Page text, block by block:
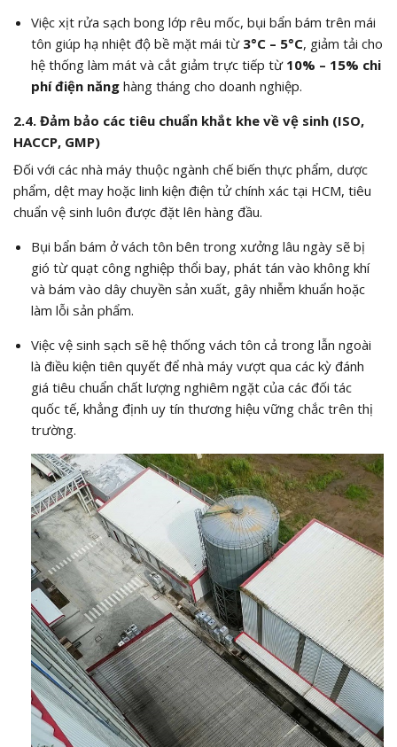
Việc xịt rửa sạch bong lớp rêu mốc, bụi bẩn bám trên mái
tôn giúp hạ nhiệt độ bề mặt mái từ 3°C – 5°C, giảm tải cho
hệ thống làm mát và cắt giảm trực tiếp từ 10% – 15% chi
phí điện nănghàng tháng cho doanh nghiệp.
2.4. Đảm bảo các tiêu chuẩn khắt khe về vệ sinh (ISO,
HACCP, GMP)
Đối với các nhà máy thuộc ngành chế biến thực phẩm, dược
phẩm, dệt may hoặc linh kiện điện tử chính xác tại HCM, tiêu
chuẩn vệ sinh luôn được đặt lên hàng đầu.
Bụi bẩn bám ở vách tôn bên trong xưởng lâu ngày sẽ bị
gió từ quạt công nghiệp thổi bay, phát tán vào không khí
và bám vào dây chuyền sản xuất, gây nhiễm khuẩn hoặc
làm lỗi sản phẩm.
Việc vệ sinh sạch sẽ hệ thống vách tôn cả trong lẫn ngoài
là điều kiện tiên quyết để nhà máy vượt qua các kỳ đánh
giá tiêu chuẩn chất lượng nghiêm ngặt của các đối tác
quốc tế, khẳng định uy tín thương hiệu vững chắc trên thị
trường.